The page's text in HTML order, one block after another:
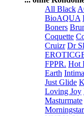
All Black
BioAQUA
Boners
Coquette
Cruizr Dr
FPPR. Hot
Earth
Just Glide
Loving Joy
Masturmate